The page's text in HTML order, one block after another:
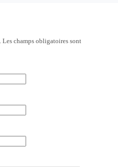
Les champs obligatoires sont